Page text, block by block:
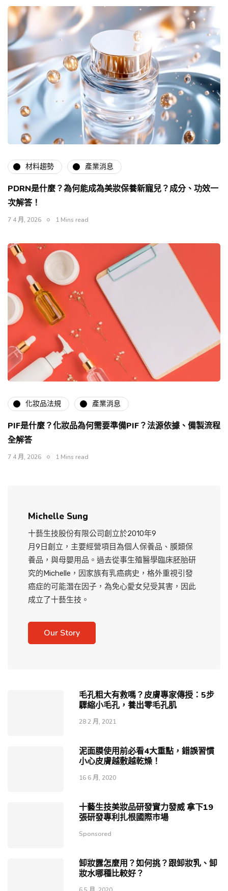
材料趨勢 產業消息
PDRN是什麼？為何能成為美妝保養新寵兒？成分、功效一
次解答！
7 4 月, 2026 1 Mins read
化妝品法規 產業消息
PIF是什麼？化妝品為何需要準備PIF？法源依據、備製流程
全解答
7 4 月, 2026 1 Mins read
Michelle Sung
十藝生技股份有限公司創立於2010年9
月9日創立，主要經營項目為個人保養品、膜類保
養品，與母嬰用品。過去從事生殖醫學臨床胚胎研
究的Michelle，因家族有乳癌病史，格外重視引發
癌症的可能潛在因子，為免心愛女兒受其害，因此
成立了十藝生技。
Our Story
毛孔粗大有救嗎？皮膚專家傳授：5步
驟縮小毛孔，養出零毛孔肌
28 2 月, 2021
泥面膜使用前必看4大重點，錯誤習慣
小心皮膚越敷越乾燥！
16 6 月, 2020
十藝生技美妝品研發實力發威 拿下19
張研發專利扎根國際巿場
Sponsored
卸妝露怎麼用？如何挑？跟卸妝乳、卸
妝水哪種比較好？